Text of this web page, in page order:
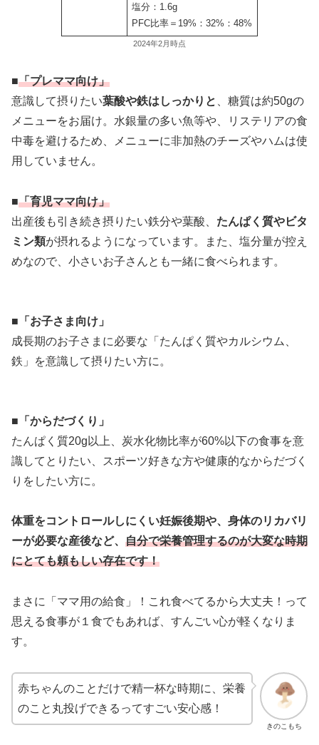
塩分：1.6g
PFC比率＝19%：32%：48%
2024年2月時点
■「プレママ向け」
意識して摂りたい葉酸や鉄はしっかりと
、糖質は約50gの
メニューをお届け。水銀量の多い魚等や、リステリアの食
中毒を避けるため、メニューに非加熱のチーズやハムは使
用していません。
■「育児ママ向け」
出産後も引き続き摂りたい鉄分や葉酸、 たんぱく質やビタ
ミン類が摂れるようになっています。また、塩分量が控え
めなので、小さいお子さんとも一緒に食べられます。
■ 「お子さま向け」
成長期のお子さまに必要な「たんぱく質やカルシウム、
鉄」を意識して摂りたい方に。
■ 「からだづくり」
たんぱく質20g以上、炭水化物比率が60%以下の食事を意
識してとりたい、スポーツ好きな方や健康的なからだづく
りをしたい方に。
体重をコントロールしにくい妊娠後期や、身体のリカバリ
ーが必要な産後など、 自分で栄養管理するのが大変な時期
にとても頼もしい存在です！
まさに「ママ用の給食」！これ食べてるから大丈夫！って
思える食事が１食でもあれば、すんごい心が軽くなりま
す。
きのこもち
赤ちゃんのことだけで精一杯な時期に、栄養
のこと丸投げできるってすごい安心感！